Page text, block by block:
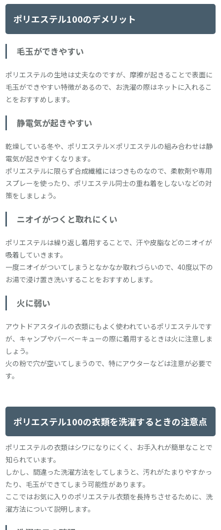
ポリエステル100のデメリット
毛玉ができやすい
ポリエステルの生地は丈夫なのですが、摩擦が起きることで表面に
毛玉ができやすい特徴があるので、お洗濯の際はネットに入れるこ
とをおすすめします。
静電気が起きやすい
乾燥している冬や、ポリエステル×ポリエステルの組み合わせは静
電気が起きやすくなります。
ポリエステルに限らず合成繊維にはつきものなので、柔軟剤や専用
スプレーを使ったり、ポリエステル同士の重ね着をしないなどの対
策をしましょう。
ニオイがつくと取れにくい
ポリエステルは繰り返し着用することで、汗や皮脂などのニオイが
吸着していきます。
一度ニオイがついてしまうとなかなか取れづらいので、40度以下の
お湯で浸け置き洗いすることをおすすめします。
火に弱い
アウトドアスタイルの衣類にもよく使われているポリエステルです
が、キャンプやバーべーキューの際に着用するときは火に注意しま
しょう。
火の粉で穴が空いてしまうので、特にアウターなどは注意が必要で
す。
ポリエステル100の衣類を洗濯するときの注意点
ポリエステルの衣類はシワになりにくく、お手入れが簡単なことで
知られています。
しかし、間違った洗濯方法をしてしまうと、汚れがたまりやすかっ
たり、毛玉ができてしまう可能性があります。
ここではお気に入りのポリエステル衣類を長持ちさせるために、洗
濯方法について説明します。